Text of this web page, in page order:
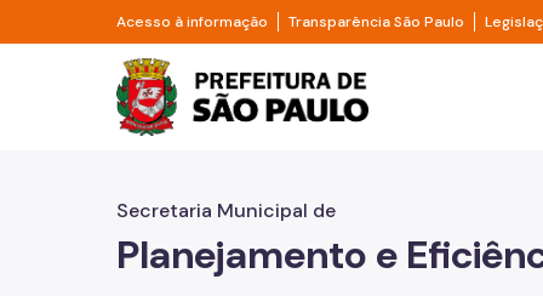
Pular para o Conteúdo principal
Acesso à informação Divisor de acesso à informação
Transparência São Paulo Divisor
Prefeitura de São
Secretaria Municipal de
Planejamento e